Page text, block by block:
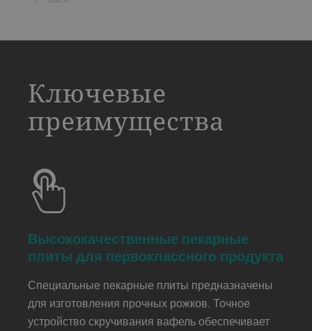
Ключевые
преимущества
Высококачественные пекарные
плиты для первоклассного продукта
Специальные пекарные плиты предназначены
для изготовления прочных рожков. Точное
устройство скручивания вафель обеспечивает